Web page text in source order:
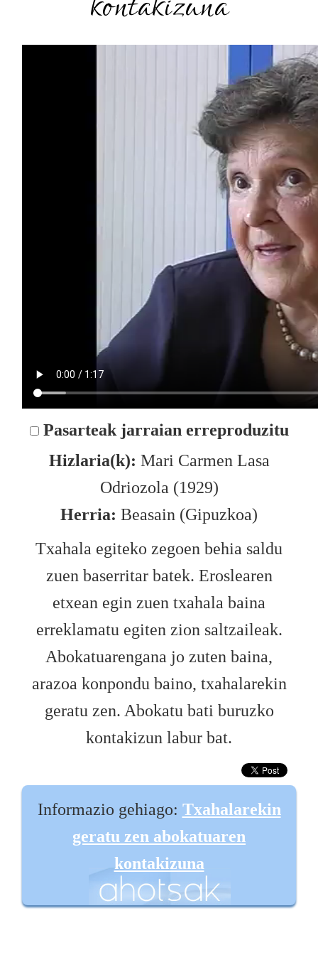
Pasarteak jarraian erreproduzitu
Hizlaria(k): Mari Carmen Lasa
Odriozola (1929)
Herria: Beasain (Gipuzkoa)
Txahala egiteko zegoen behia saldu
zuen baserritar batek. Eroslearen
etxean egin zuen txahala baina
erreklamatu egiten zion saltzaileak.
Abokatuarengana jo zuten baina,
arazoa konpondu baino, txahalarekin
geratu zen. Abokatu bati buruzko
kontakizun labur bat.
Informazio gehiago: Txahalarekin
geratu zen abokatuaren
kontakizuna